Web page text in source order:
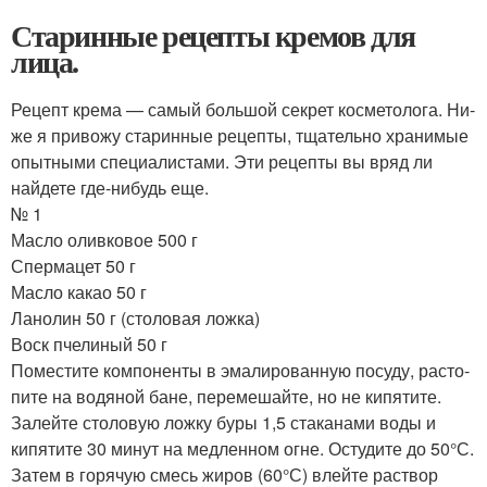
Старинные рецепты кремов для
лица.
Рецепт крема — самый большой секрет косметолога. Ни­
же я привожу старинные рецепты, тщательно хранимые
опытными специалистами. Эти рецепты вы вряд ли
найдете где-нибудь еще.
№ 1
Масло оливковое 500 г
Спермацет 50 г
Масло какао 50 г
Ланолин 50 г (столовая ложка)
Воск пчелиный 50 г
Поместите компоненты в эмалированную посуду, расто­
пите на водяной бане, перемешайте, но не кипятите.
Залейте столовую ложку буры 1,5 стаканами воды и
кипятите 30 ми­нут на медленном огне. Остудите до 50°С.
Затем в горячую смесь жиров (60°С) влейте раствор